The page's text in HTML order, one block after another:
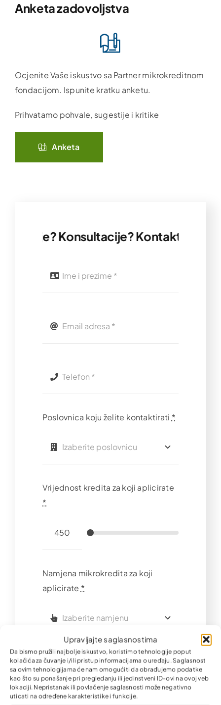
Upravljajte saglasnostima
Da bismo pružili najbolje iskustvo, koristimo tehnologije poput
kolačića za čuvanje i/ili pristup informacijama o uređaju. Saglasnost
sa ovim tehnologijama će nam omogućiti da obrađujemo podatke
kao što su ponašanje pri pregledanju ili jedinstveni ID-ovi na ovoj veb
lokaciji. Nepristanak ili povlačenje saglasnosti može negativno
uticati na određene karakteristike i funkcije.
Anketa zadovoljstva
Ocjenite Vaše iskustvo sa Partner mikrokreditnom
fondacijom. Ispunite kratku anketu.
Prihvatamo pohvale, sugestije i kritike
Anketa
Konsultacije? Kontaktirajte
Poslovnica koju želite kontaktirati *
Vrijednost kredita za koji aplicirate
*
Namjena mikrokredita za koji
aplicirate *
Slažem se da Partner
mikrokreditna fondacija
zadrži i pohrani podatke koje
šaljem putem ove Kontakt